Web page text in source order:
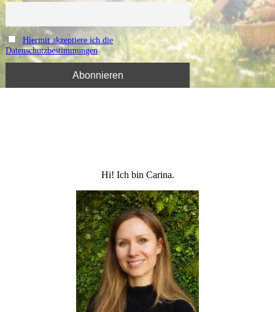
Hiermit akzeptiere ich die
Datenschutzbestimmungen
Hi! Ich bin Carina.